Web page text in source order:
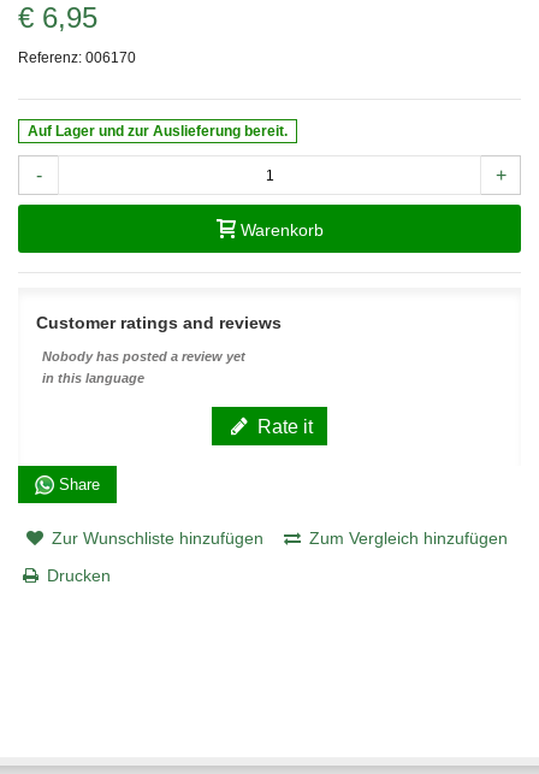
€ 6,95
Referenz: 006170
Auf Lager und zur Auslieferung bereit.
- +
Warenkorb
Customer ratings and reviews
Nobody has posted a review yet
in this language
Rate it
Share
Zur Wunschliste hinzufügen
Zum Vergleich hinzufügen
Drucken